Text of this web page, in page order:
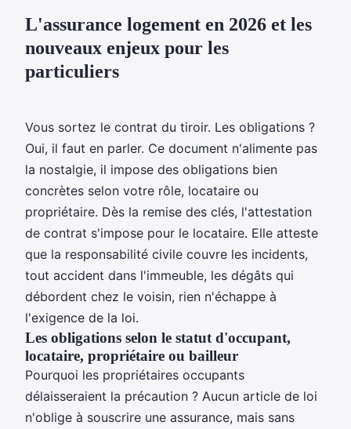
L'assurance logement en 2026 et les
nouveaux enjeux pour les
particuliers
Vous sortez le contrat du tiroir. Les obligations ?
Oui, il faut en parler. Ce document n'alimente pas
la nostalgie, il impose des obligations bien
concrètes selon votre rôle, locataire ou
propriétaire. Dès la remise des clés, l'attestation
de contrat s'impose pour le locataire. Elle atteste
que la responsabilité civile couvre les incidents,
tout accident dans l'immeuble, les dégâts qui
débordent chez le voisin, rien n'échappe à
l'exigence de la loi.
Les obligations selon le statut d'occupant,
locataire, propriétaire ou bailleur
Pourquoi les propriétaires occupants
délaisseraient la précaution ? Aucun article de loi
n'oblige à souscrire une assurance, mais sans